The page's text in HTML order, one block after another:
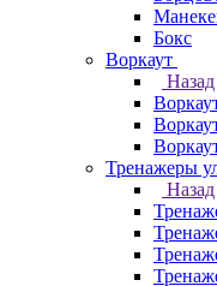
Бокс
Воркаут
Назад
Тренажеры
Назад